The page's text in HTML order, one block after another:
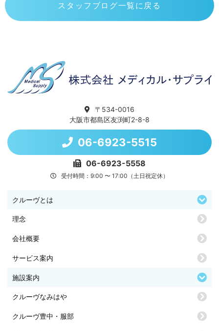
スタッフブログ一覧に戻る
〒534-0016
大阪市都島区友渕町2-8-8
06-6923-5515
06-6923-5558
受付時間：9:00 〜 17:00（土日祝定休）
クルーヴとは
理念
会社概要
サービス案内
施設案内
クルーヴなみはや
クルーヴ豊中・服部